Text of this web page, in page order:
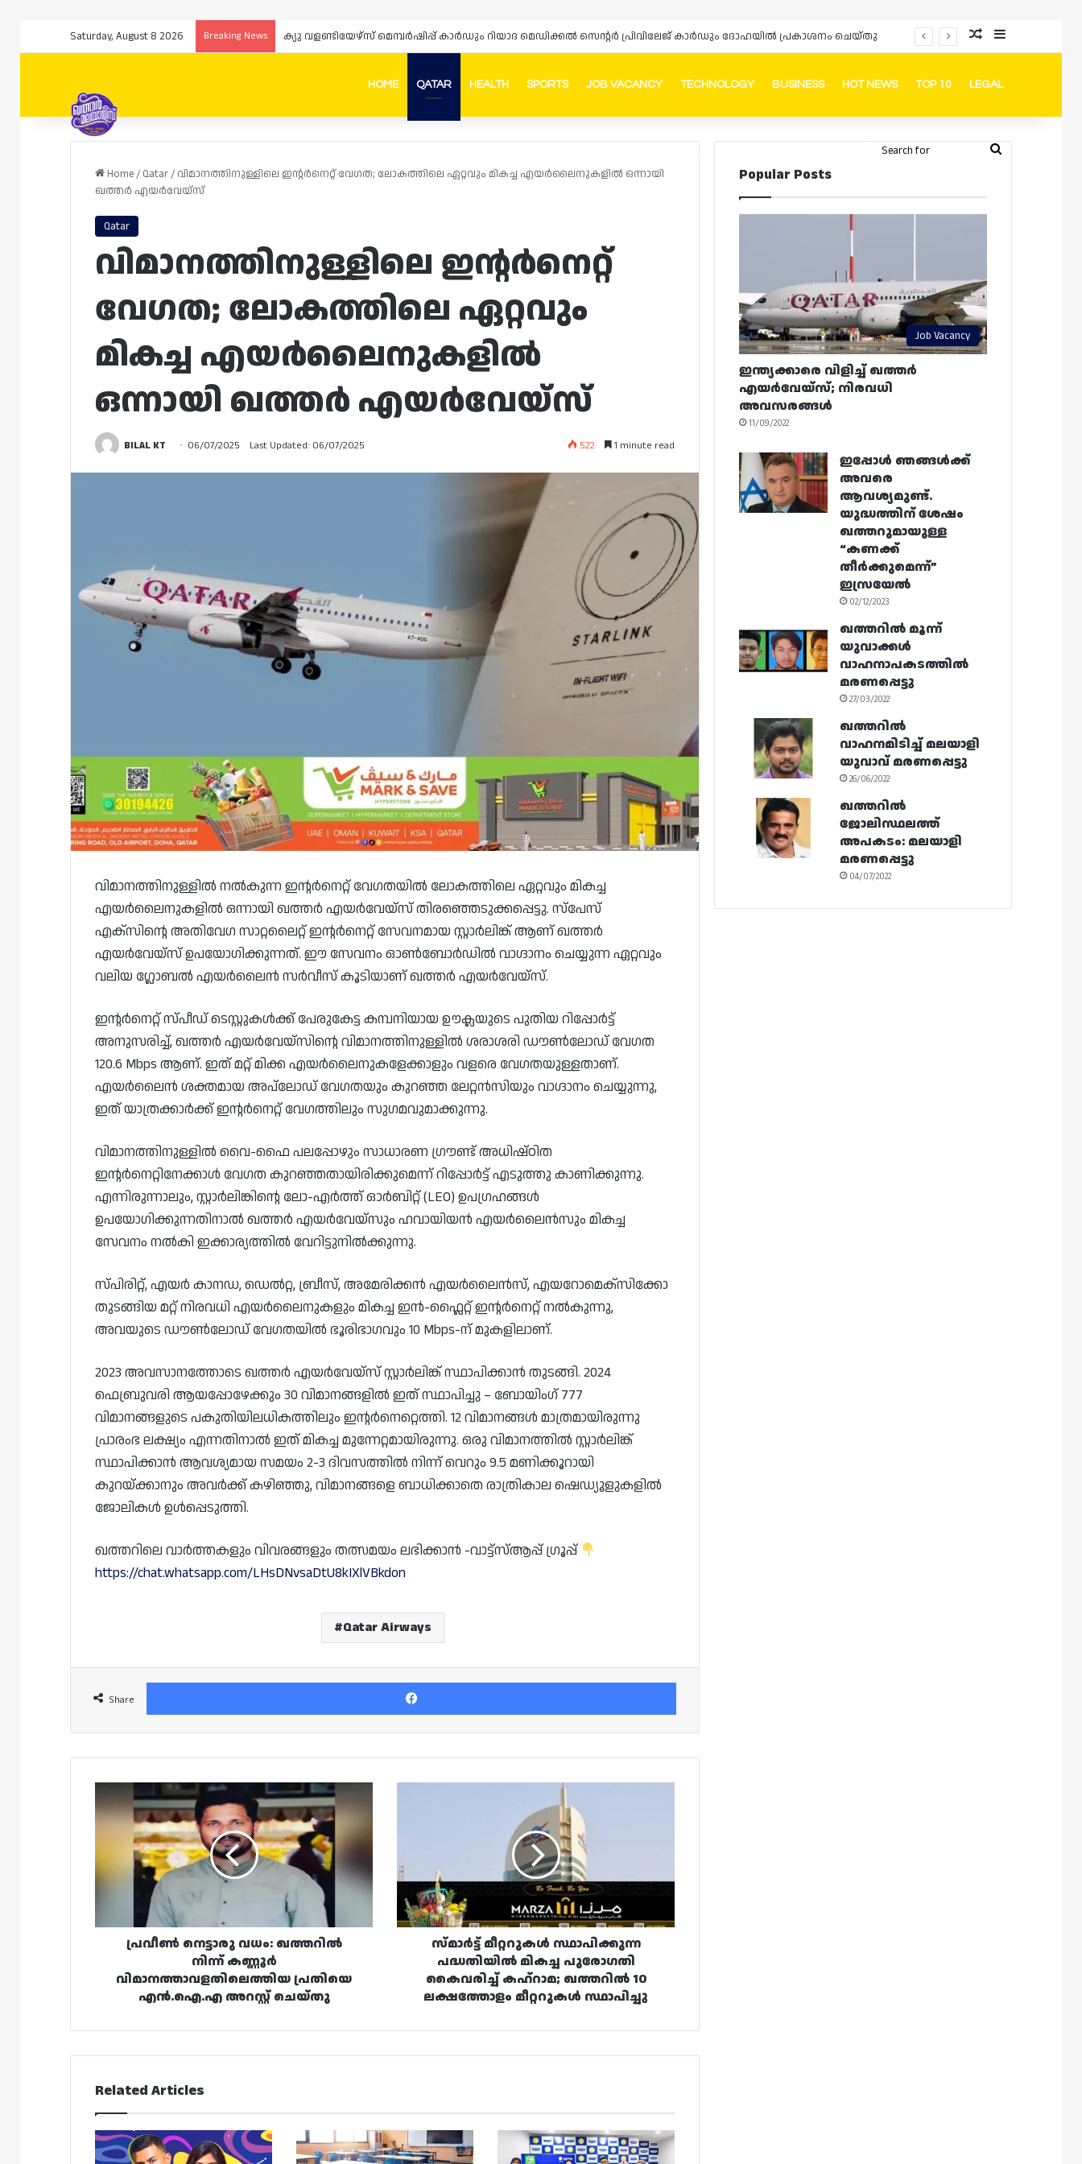
Saturday, August 8 2026 Breaking News ക്യു വളണ്ടിയേഴ്‌സ് മെമ്പർഷിപ്പ് കാർഡും റിയാദ മെഡിക്കൽ സെന്റർ പ്രിവിലേജ് കാർഡും ദോഹയിൽ പ്രകാശനം ചെയ്തു Random Article
Sidebar
HOME QATAR HEALTH SPORTS JOB VACANCY TECHNOLOGY BUSINESS HOT NEWS TOP 10 LEGAL
FacebookInstagram
Telegram
Whatsapp Random Article
Switch skin
Search
Home/ Qatar/ വിമാനത്തിനുള്ളിലെ ഇന്റർനെറ്റ് വേഗത; ലോകത്തിലെ ഏറ്റവും മികച്ച എയർലൈനുകളിൽ ഒന്നായി
ഖത്തർ എയർവേയ്‌സ്
Qatar
വിമാനത്തിനുള്ളിലെ ഇന്റർനെറ്റ്
വേഗത; ലോകത്തിലെ ഏറ്റവും
മികച്ച എയർലൈനുകളിൽ
ഒന്നായി ഖത്തർ എയർവേയ്‌സ്
BILAL KT 06/07/2025 Last Updated: 06/07/2025 522 1 minute read
വിമാനത്തിനുള്ളിൽ നൽകുന്ന ഇന്റർനെറ്റ് വേഗതയിൽ ലോകത്തിലെ ഏറ്റവും മികച്ച
എയർലൈനുകളിൽ ഒന്നായി ഖത്തർ എയർവേയ്‌സ് തിരഞ്ഞെടുക്കപ്പെട്ടു. സ്‌പേസ്
എക്‌സിന്റെ അതിവേഗ സാറ്റലൈറ്റ് ഇന്റർനെറ്റ് സേവനമായ സ്റ്റാർലിങ്ക് ആണ് ഖത്തർ
എയർവേയ്‌സ് ഉപയോഗിക്കുന്നത്. ഈ സേവനം ഓൺബോർഡിൽ വാഗ്ദാനം ചെയ്യുന്ന ഏറ്റവും
വലിയ ഗ്ലോബൽ എയർലൈൻ സർവീസ് കൂടിയാണ് ഖത്തർ എയർവേയ്‌സ്.
ഇന്റർനെറ്റ് സ്‌പീഡ്‌ ടെസ്റ്റുകൾക്ക് പേരുകേട്ട കമ്പനിയായ ഊക്ലയുടെ പുതിയ റിപ്പോർട്ട്
അനുസരിച്ച്, ഖത്തർ എയർവേയ്‌സിന്റെ വിമാനത്തിനുള്ളിൽ ശരാശരി ഡൗൺലോഡ് വേഗത
120.6 Mbps ആണ്. ഇത് മറ്റ് മിക്ക എയർലൈനുകളേക്കാളും വളരെ വേഗതയുള്ളതാണ്.
എയർലൈൻ ശക്തമായ അപ്‌ലോഡ് വേഗതയും കുറഞ്ഞ ലേറ്റൻസിയും വാഗ്ദാനം ചെയ്യുന്നു,
ഇത് യാത്രക്കാർക്ക് ഇന്റർനെറ്റ് വേഗത്തിലും സുഗമവുമാക്കുന്നു.
വിമാനത്തിനുള്ളിൽ വൈ-ഫൈ പലപ്പോഴും സാധാരണ ഗ്രൗണ്ട് അധിഷ്ഠിത
ഇന്റർനെറ്റിനേക്കാൾ വേഗത കുറഞ്ഞതായിരിക്കുമെന്ന് റിപ്പോർട്ട് എടുത്തു കാണിക്കുന്നു.
എന്നിരുന്നാലും, സ്റ്റാർലിങ്കിന്റെ ലോ-എർത്ത് ഓർബിറ്റ് (LEO) ഉപഗ്രഹങ്ങൾ
ഉപയോഗിക്കുന്നതിനാൽ ഖത്തർ എയർവേയ്‌സും ഹവായിയൻ എയർലൈൻസും മികച്ച
സേവനം നൽകി ഇക്കാര്യത്തിൽ വേറിട്ടുനിൽക്കുന്നു.
സ്പിരിറ്റ്, എയർ കാനഡ, ഡെൽറ്റ, ബ്രീസ്, അമേരിക്കൻ എയർലൈൻസ്, എയറോമെക്സിക്കോ
തുടങ്ങിയ മറ്റ് നിരവധി എയർലൈനുകളും മികച്ച ഇൻ-ഫ്ലൈറ്റ് ഇന്റർനെറ്റ് നൽകുന്നു,
അവയുടെ ഡൗൺലോഡ് വേഗതയിൽ ഭൂരിഭാഗവും 10 Mbps-ന് മുകളിലാണ്.
2023 അവസാനത്തോടെ ഖത്തർ എയർവേയ്‌സ് സ്റ്റാർലിങ്ക് സ്ഥാപിക്കാൻ തുടങ്ങി. 2024
ഫെബ്രുവരി ആയപ്പോഴേക്കും 30 വിമാനങ്ങളിൽ ഇത് സ്ഥാപിച്ചു – ബോയിംഗ് 777
വിമാനങ്ങളുടെ പകുതിയിലധികത്തിലും ഇന്റർനെറ്റെത്തി. 12 വിമാനങ്ങൾ മാത്രമായിരുന്നു
പ്രാരംഭ ലക്ഷ്യം എന്നതിനാൽ ഇത് മികച്ച മുന്നേറ്റമായിരുന്നു. ഒരു വിമാനത്തിൽ സ്റ്റാർലിങ്ക്
സ്ഥാപിക്കാൻ ആവശ്യമായ സമയം 2-3 ദിവസത്തിൽ നിന്ന് വെറും 9.5 മണിക്കൂറായി
കുറയ്ക്കാനും അവർക്ക് കഴിഞ്ഞു, വിമാനങ്ങളെ ബാധിക്കാതെ രാത്രികാല ഷെഡ്യൂളുകളിൽ
ജോലികൾ ഉൾപ്പെടുത്തി.
ഖത്തറിലെ വാർത്തകളും വിവരങ്ങളും തത്സമയം ലഭിക്കാൻ -വാട്ട്സ്ആപ്പ് ഗ്രൂപ്പ്
https://chat.whatsapp.com/LHsDNvsaDtU8kIXlVBkdon
Qatar Airways
Share
Facebook
പ്രവീൺ
നെട്ടാരു
വധം:
ഖത്തറിൽ
കണ്ണൂർ
വിമാനത്താവളതിലെത്തിയ
എൻ.ഐ.എ
അറസ്റ്റ്പ്രവീൺ നെട്ടാരു വധം: ഖത്തറിൽ
നിന്ന് കണ്ണൂർ
വിമാനത്താവളതിലെത്തിയ പ്രതിയെ
എൻ.ഐ.എ അറസ്റ്റ് ചെയ്തു
പുരോഗതി
കൈവരിച്ച്
കഹ്‌റാമ;
ഖത്തറിൽ
ലക്ഷത്തോളം
മീറ്ററുകൾ
സ്ഥാപിച്ചു
സ്‍മാർട്ട് മീറ്ററുകൾ സ്ഥാപിക്കുന്ന
പദ്ധതിയിൽ മികച്ച പുരോഗതി
കൈവരിച്ച് കഹ്‌റാമ; ഖത്തറിൽ 10
ലക്ഷത്തോളം മീറ്ററുകൾ സ്ഥാപിച്ചു
Related Articles
Popular Posts
Job Vacancy
ഇന്ത്യക്കാരെ വിളിച്ച് ഖത്തർ
എയർവേയ്‌സ്; നിരവധി
അവസരങ്ങൾ
11/09/2022
ഇപ്പോൾ ഞങ്ങൾക്ക്
അവരെ
ആവശ്യമുണ്ട്.
യുദ്ധത്തിന് ശേഷം
ഖത്തറുമായുള്ള
“കണക്ക്
തീർക്കുമെന്ന്”
ഇസ്രയേൽ
02/12/2023
ഖത്തറിൽ മൂന്ന്
യുവാക്കൾ
വാഹനാപകടത്തിൽ
മരണപ്പെട്ടു
27/03/2022
ഖത്തറിൽ
വാഹനമിടിച്ച് മലയാളി
യുവാവ് മരണപ്പെട്ടു
26/06/2022
ഖത്തറിൽ
ജോലിസ്ഥലത്ത്
അപകടം: മലയാളി
മരണപ്പെട്ടു
04/07/2022